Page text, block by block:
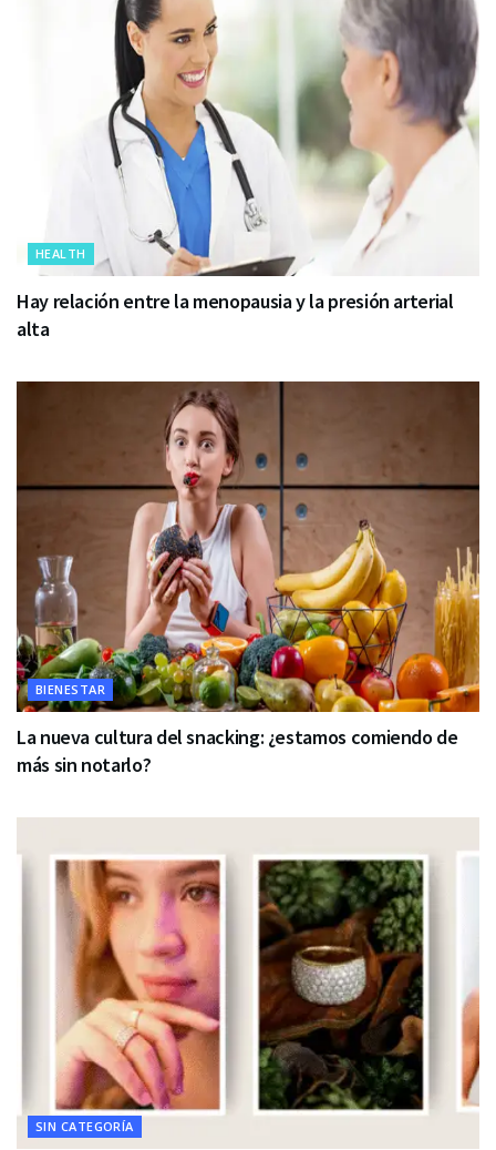
HEALTH
Hay relación entre la menopausia y la presión arterial
alta
BIENESTAR
La nueva cultura del snacking: ¿estamos comiendo de
más sin notarlo?
SIN CATEGORÍA